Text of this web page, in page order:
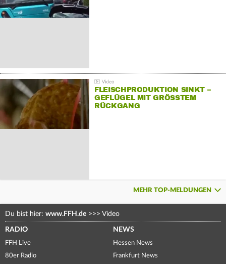
FLEISCHPRODUKTION SINKT –
GEFLÜGEL MIT GRÖSSTEM R
ÜCKGANG
MEHR TOP-MELDUNGEN
Du bist hier: www.FFH.de >>> Video
RADIO
FFH Live
80er Radio
NEWS
Hessen News
Frankfurt News